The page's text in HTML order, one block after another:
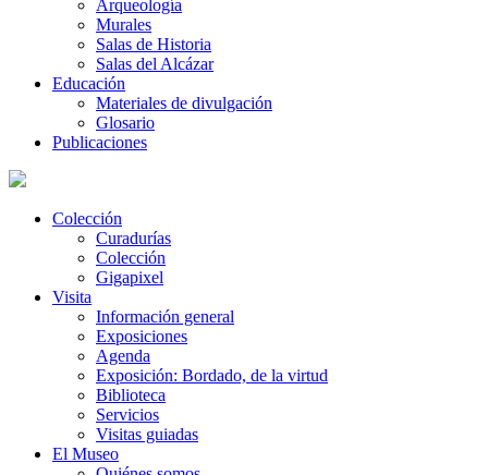
Arqueología
Murales
Salas de Historia
Salas del Alcázar
Educación
Materiales de divulgación
Glosario
Publicaciones
Colección
Curadurías
Colección
Gigapixel
Visita
Información general
Exposiciones
Agenda
Exposición: Bordado, de la virtud
Biblioteca
Servicios
Visitas guiadas
El Museo